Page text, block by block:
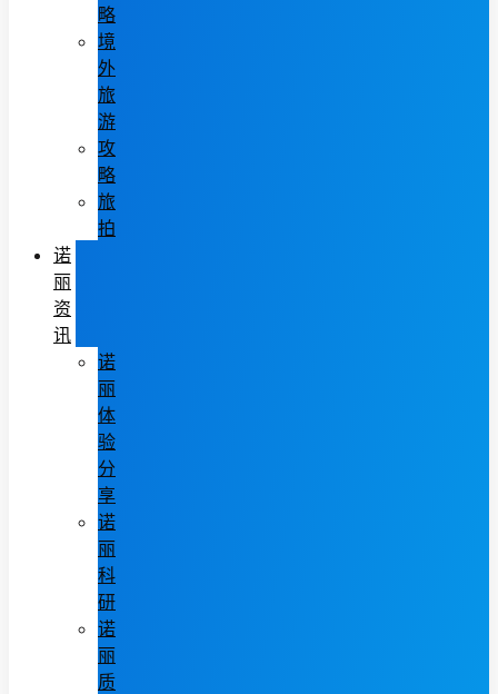
略
境
外
旅
游
攻
略
旅
拍
诺
丽
资
讯
诺
丽
体
验
分
享
诺
丽
科
研
诺
丽
质